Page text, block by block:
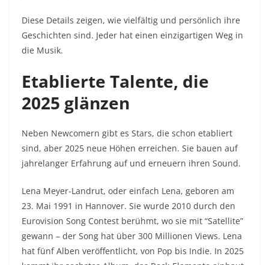
Diese Details zeigen, wie vielfältig und persönlich ihre
Geschichten sind. Jeder hat einen einzigartigen Weg in
die Musik.
Etablierte Talente, die
2025 glänzen
Neben Newcomern gibt es Stars, die schon etabliert
sind, aber 2025 neue Höhen erreichen. Sie bauen auf
jahrelanger Erfahrung auf und erneuern ihren Sound.
Lena Meyer-Landrut, oder einfach Lena, geboren am
23. Mai 1991 in Hannover. Sie wurde 2010 durch den
Eurovision Song Contest berühmt, wo sie mit “Satellite”
gewann – der Song hat über 300 Millionen Views. Lena
hat fünf Alben veröffentlicht, von Pop bis Indie. In 2025